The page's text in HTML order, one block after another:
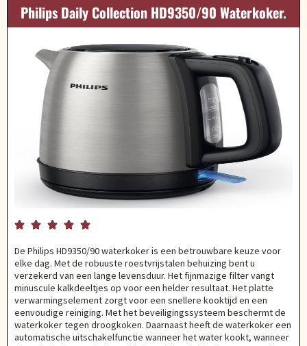
Philips Daily Collection HD9350/90 Waterkoker.
    
De Philips HD9350/90 waterkoker is een betrouwbare keuze voor
elke dag. Met de robuuste roestvrijstalen behuizing bent u
verzekerd van een lange levensduur. Het fijnmazige filter vangt
minuscule kalkdeeltjes op voor een helder resultaat. Het platte
verwarmingselement zorgt voor een snellere kooktijd en een
eenvoudige reiniging. Met het beveiligingssysteem beschermt de
waterkoker tegen droogkoken. Daarnaast heeft de waterkoker een
automatische uitschakelfunctie wanneer het water kookt, wanneer